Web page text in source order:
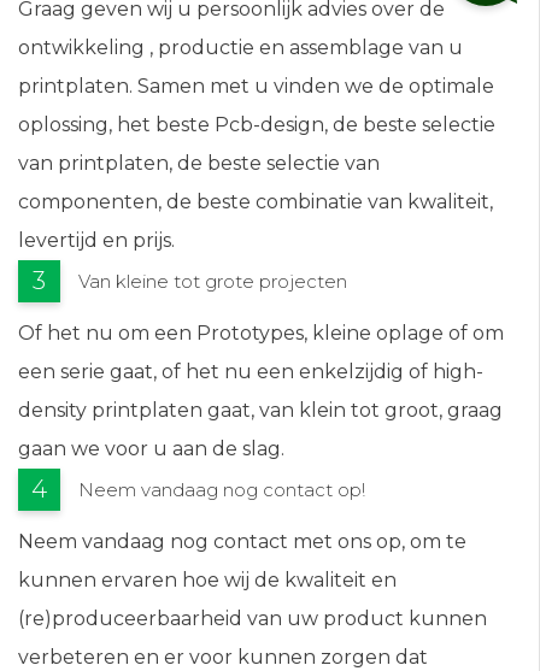
Graag geven wij u persoonlijk advies over de
ontwikkeling , productie en assemblage van u
printplaten. Samen met u vinden we de optimale
oplossing, het beste Pcb-design, de beste selectie
van printplaten, de beste selectie van
componenten, de beste combinatie van kwaliteit,
levertijd en prijs.
Van kleine tot grote projecten
Of het nu om een Prototypes, kleine oplage of om
een serie gaat, of het nu een enkelzijdig of high-
density printplaten gaat, van klein tot groot, graag
gaan we voor u aan de slag.
Neem vandaag nog contact op!
Neem vandaag nog contact met ons op, om te
kunnen ervaren hoe wij de kwaliteit en
(re)produceerbaarheid van uw product kunnen
verbeteren en er voor kunnen zorgen dat